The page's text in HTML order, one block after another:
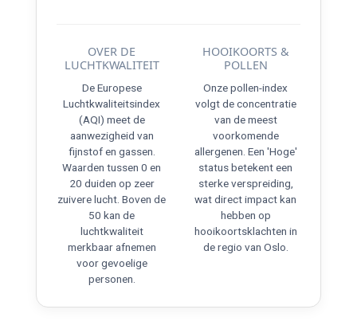
OVER DE
LUCHTKWALITEIT
De Europese
Luchtkwaliteitsindex
(AQI) meet de
aanwezigheid van
fijnstof en gassen.
Waarden tussen 0 en
20 duiden op zeer
zuivere lucht. Boven de
50 kan de
luchtkwaliteit
merkbaar afnemen
voor gevoelige
personen.
HOOIKOORTS &
POLLEN
Onze pollen-index
volgt de concentratie
van de meest
voorkomende
allergenen. Een 'Hoge'
status betekent een
sterke verspreiding,
wat direct impact kan
hebben op
hooikoortsklachten in
de regio van Oslo.